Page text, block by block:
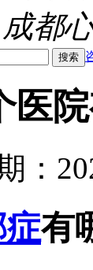
成都
医
：
有